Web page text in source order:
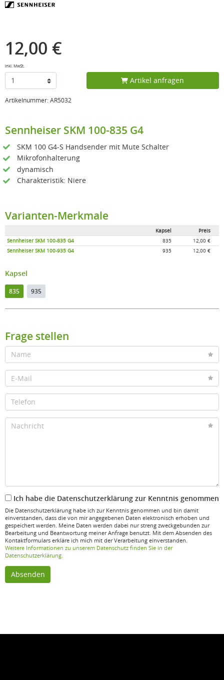
12,00 €
inkl. MwSt.
Artikel anfragen
Artikelnummer: AR5032
Sennheiser SKM 100-835 G4
SKM 100 G4-S Handsender mit Mute Schalter
Mikrofonhalterung
dynamisch
Charakteristik: Niere
Varianten-Merkmale
Kapsel
Preis
Sennheiser SKM 100-835 G4
835
12,00 €
Sennheiser SKM 100-935 G4
935 12,00 €
Kapsel
835 935
Frage stellen
Ich habe die Datenschutzerklärung zur Kenntnis genommen
Die Datenschutzerklärung habe ich zur Kenntnis genommen und bin damit
einverstanden, dass die von mir angegebenen Daten elektronisch erhoben und
gespeichert werden. Meine Daten werden dabei nur streng zweckgebunden zur
Bearbeitung und Beantwortung meiner Anfrage benutzt. Mit dem Absenden des
Kontaktformulars erkläre ich mich mit der Verarbeitung einverstanden.
Weitere Informationen zu unserem Datenschutz finden Sie in der
Datenschutzerklärung.
Absenden